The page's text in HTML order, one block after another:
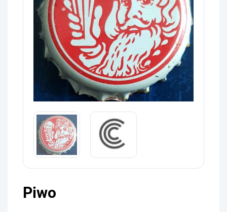
Piwo